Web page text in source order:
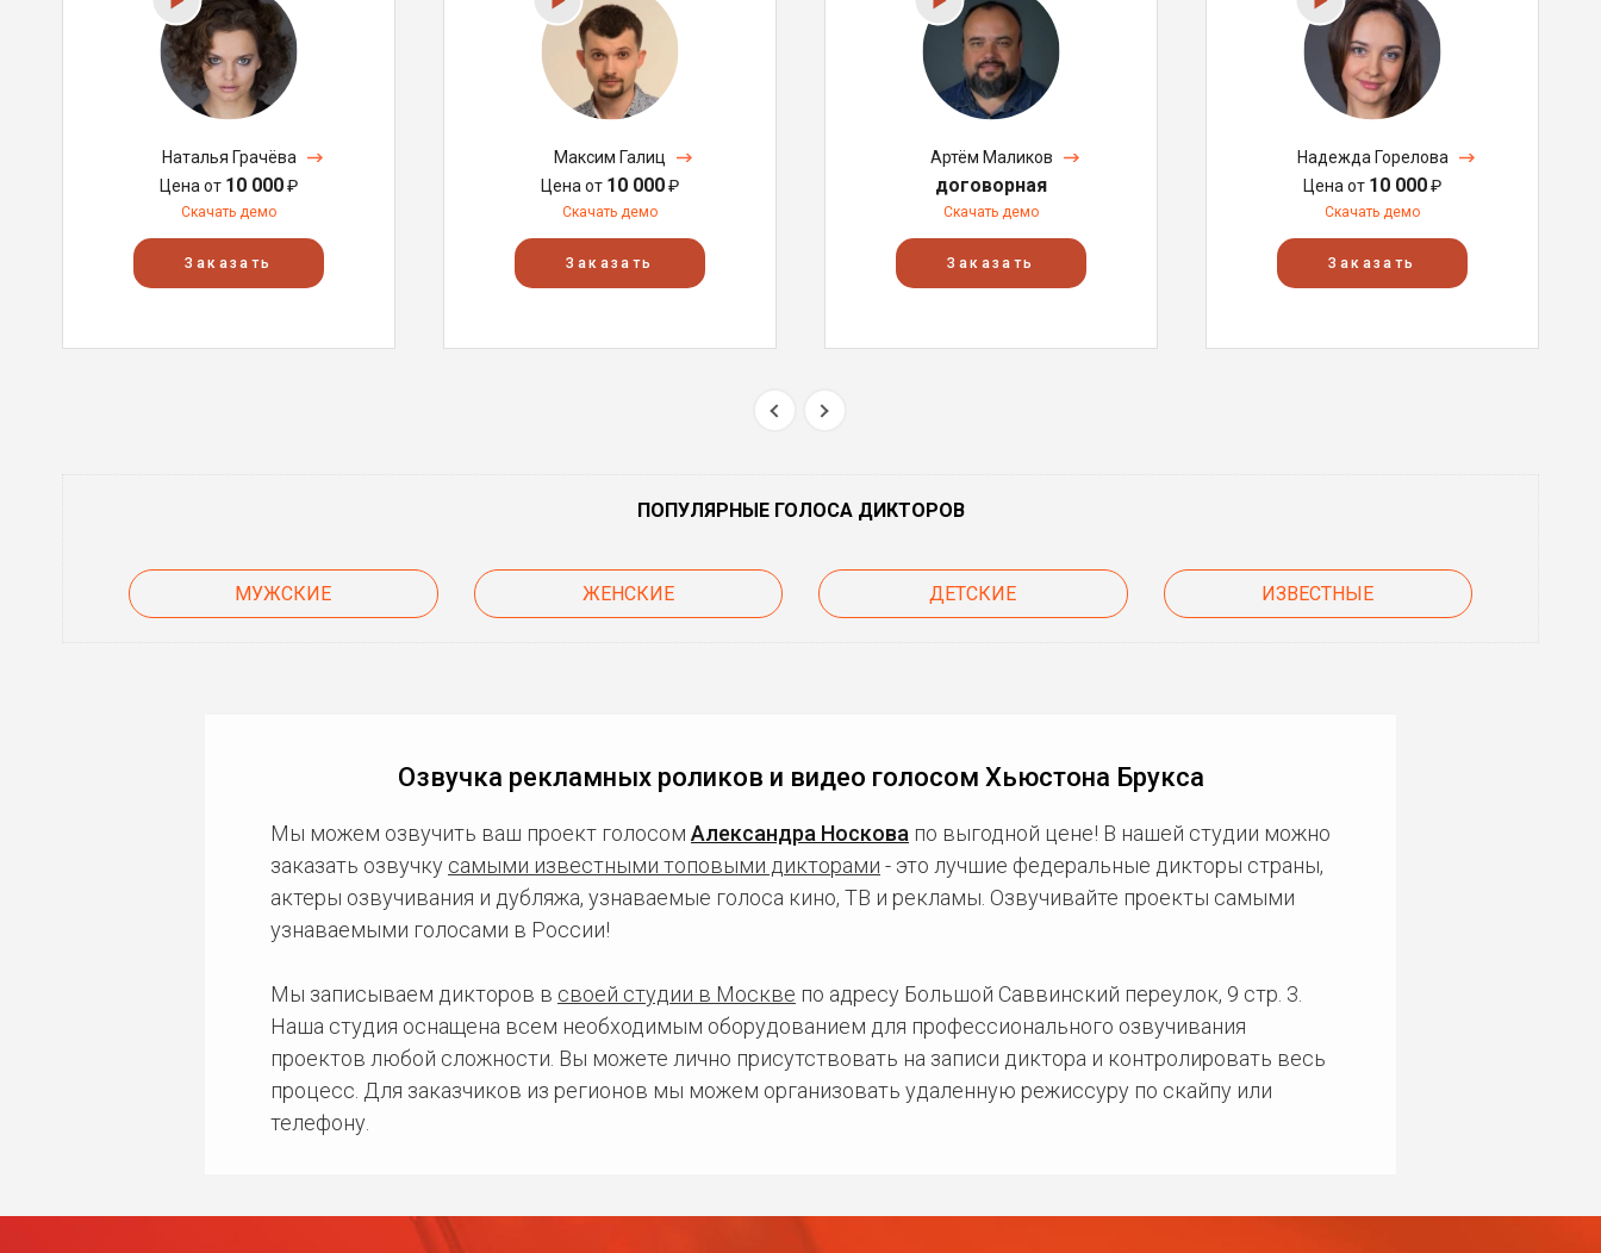
Наталья Грачёва
Цена от 10 000₽
Скачать демо
Заказать
Максим Галиц
Цена от 10 000₽
Скачать демо
Заказать
Артём Маликов
договорная
Скачать демо
Заказать
Надежда Горелова
Цена от 10 000₽
Скачать демо
Заказать
ПОПУЛЯРНЫЕ ГОЛОСА ДИКТОРОВ
МУЖСКИЕ ЖЕНСКИЕ ДЕТСКИЕ ИЗВЕСТНЫЕ
Озвучка рекламных роликов и видео голосом Хьюстона Брукса
Мы можем озвучить ваш проект голосом Александра Носкова по выгодной цене! В нашей студии можно
заказать озвучку самыми известными топовыми дикторами - это лучшие федеральные дикторы страны,
актеры озвучивания и дубляжа, узнаваемые голоса кино, ТВ и рекламы. Озвучивайте проекты самыми
узнаваемыми голосами в России!
Мы записываем дикторов в своей студии в Москве по адресу Большой Саввинский переулок, 9 стр. 3.
Наша студия оснащена всем необходимым оборудованием для профессионального озвучивания
проектов любой сложности. Вы можете лично присутствовать на записи диктора и контролировать весь
процесс. Для заказчиков из регионов мы можем организовать удаленную режиссуру по скайпу или
телефону.